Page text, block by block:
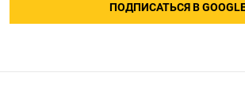
ПОДПИСАТЬСЯ В